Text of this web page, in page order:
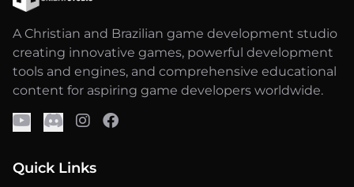
A Christian and Brazilian game development studio
creating innovative games, powerful development
tools and engines, and comprehensive educational
content for aspiring game developers worldwide.
Quick Links